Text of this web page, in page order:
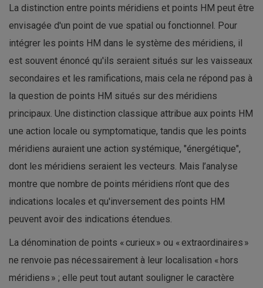
La distinction entre points méridiens et points HM peut être
envisagée d'un point de vue spatial ou fonctionnel. Pour
intégrer les points HM dans le système des méridiens, il
est souvent énoncé qu'ils seraient situés sur les vaisseaux
secondaires et les ramifications, mais cela ne répond pas à
la question de points HM situés sur des méridiens
principaux. Une distinction classique attribue aux points HM
une action locale ou symptomatique, tandis que les points
méridiens auraient une action systémique, "énergétique",
dont les méridiens seraient les vecteurs. Mais l’analyse
montre que nombre de points méridiens n’ont que des
indications locales et qu'inversement des points HM
peuvent avoir des indications étendues.
La dénomination de points « curieux » ou « extraordinaires »
ne renvoie pas nécessairement à leur localisation « hors
méridiens » ; elle peut tout autant souligner le caractère